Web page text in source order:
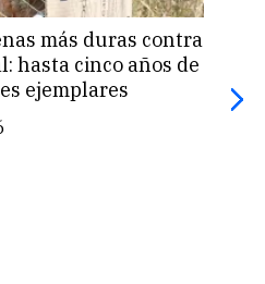
más duras contra
hasta cinco años de
ejemplares